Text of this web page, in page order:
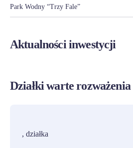
Park Wodny “Trzy Fale”
Aktualności inwestycji
Działki warte rozważenia
, działka